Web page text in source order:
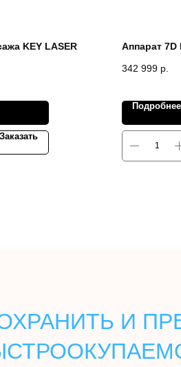
KEY LASER
Заказать
Аппарат 7D
342 999 р.
Подробнее
И